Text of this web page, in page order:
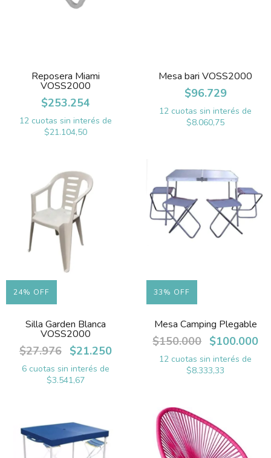
Reposera Miami
VOSS2000
$253.254
12 cuotas sin interés de
$21.104,50
Mesa bari VOSS2000
$96.729
12 cuotas sin interés de
$8.060,75
24% OFF
Silla Garden Blanca
VOSS2000
$27.976 $21.250
6 cuotas sin interés de
$3.541,67
33% OFF
Mesa Camping Plegable
$150.000 $100.000
12 cuotas sin interés de
$8.333,33